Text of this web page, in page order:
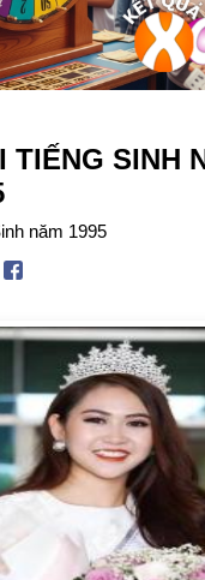
TIẾNG SINH
năm 1995